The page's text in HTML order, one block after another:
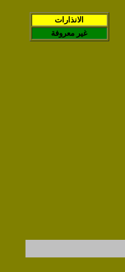
الانذارات
غير معروفة